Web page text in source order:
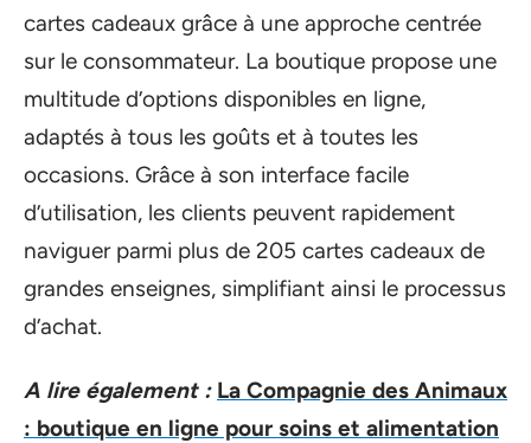
cartes cadeaux grâce à une approche centrée
sur le consommateur. La boutique propose une
multitude d’options disponibles en ligne,
adaptés à tous les goûts et à toutes les
occasions. Grâce à son interface facile
d’utilisation, les clients peuvent rapidement
naviguer parmi plus de 205 cartes cadeaux de
grandes enseignes, simplifiant ainsi le processus
d’achat.
A lire également : La Compagnie des Animaux
: boutique en ligne pour soins et alimentation